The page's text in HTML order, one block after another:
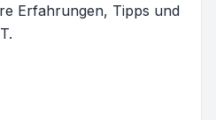
Erfahrungen, Tipps und